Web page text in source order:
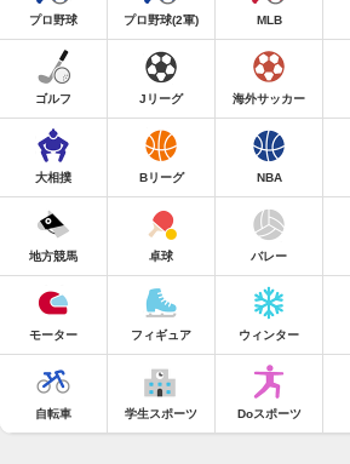
プロ野球 プロ野球(2軍) MLB
ゴルフ Jリーグ 海外サッカー
大相撲 Bリーグ NBA
地方競馬 卓球 バレー
モーター フィギュア ウィンター
自転車 学生スポーツ Doスポーツ